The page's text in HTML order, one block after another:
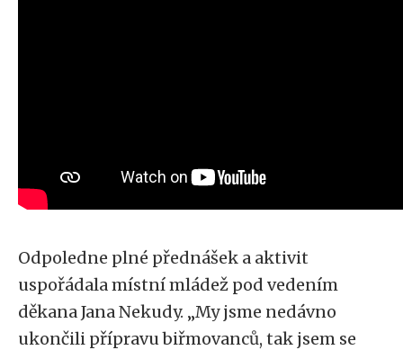
Odpoledne plné přednášek a aktivit
uspořádala místní mládež pod vedením
děkana Jana Nekudy. „My jsme nedávno
ukončili přípravu biřmovanců, tak jsem se